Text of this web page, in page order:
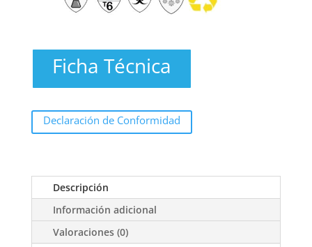
Ficha Técnica
Declaración de Conformidad
Descripción
Información adicional
Valoraciones (0)